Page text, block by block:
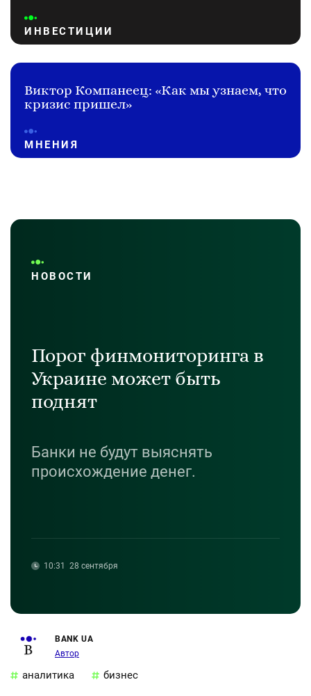
ИНВЕСТИЦИИ
Виктор Компанеец: «Как мы узнаем, что
кризис пришел»
МНЕНИЯ
НОВОСТИ
Порог финмониторинга в
Украине может быть
поднят
Банки не будут выяснять
происхождение денег.
10:31 28 сентября
BANK UA
Автор
аналитика бизнес